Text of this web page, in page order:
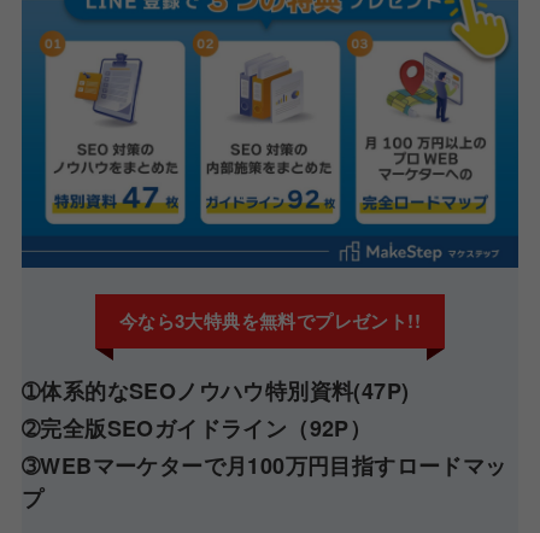
今なら3大特典を無料でプレゼント!!
➀体系的なSEOノウハウ特別資料(47P)
➁完全版SEOガイドライン（92P）
➂WEBマーケターで月100万円目指すロードマッ
プ